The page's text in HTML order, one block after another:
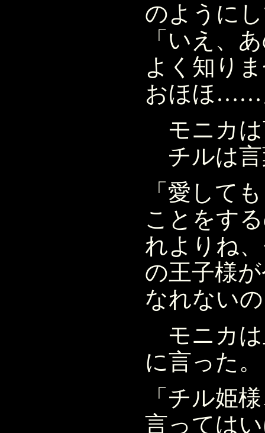
のように
「いえ、
よく知り
おほほ……
モニカは
チルは言
「愛して
ことをす
れよりね
の王子様
なれない
モニカは
に言った。
「チル姫
言っては